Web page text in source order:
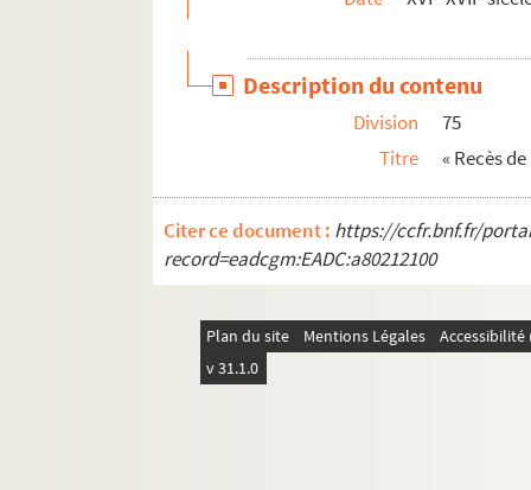
Description du contenu
Division
75
Titre
« Recès de
Citer ce document : https://ccfr.bnf.fr/
record=eadcgm:EADC:a80212100
Plan du site Mentions Légales
v 31.1.0